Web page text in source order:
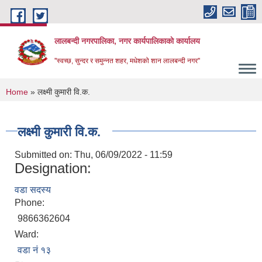
Skip to main content
लालबन्दी नगरपालिका, नगर कार्यपालिकाकाे कार्यालय
''स्वच्छ, सुन्दर र समुन्नत शहर, मधेशको शान लालबन्दी नगर''
You are here
Home » लक्ष्मी कुमारी वि.क.
लक्ष्मी कुमारी वि.क.
Submitted on: Thu, 06/09/2022 - 11:59
Designation:
वडा सदस्य
Phone:
9866362604
Ward:
वडा नं १३